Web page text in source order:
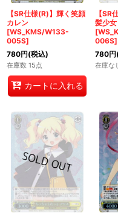
【SR仕様(R)】輝く笑顔
カレン
[WS_KMS/W133-
005S]
780円(税込)
在庫数 15点
カートに入れる
【SR
髪少
006S]
780円
在庫な